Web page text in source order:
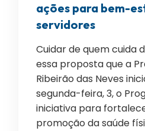
ações para bem-
servidores
Cuidar de quem cuida
essa proposta que a
Ribeirão das Neves
segunda-feira, 3, o
iniciativa para
promoção da saúde